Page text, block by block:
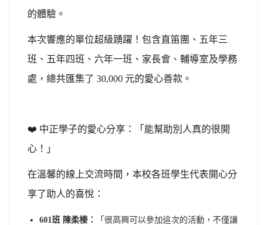
的體驗。
本次響應的單位超級踴躍！包含直笛團、五年三
班、五年四班、六年一班、家長會、輔導室及學務
處，總共匯集了 30,000 元的愛心善款。
❤ 中正學子的愛心分享：「能幫助別人真的很開
心！」
在溫馨的線上交流時間，本校各班學生代表開心分
享了助人的喜悅：
601班 陳柔榛： 「很高興可以參加這次的活動，不僅讓